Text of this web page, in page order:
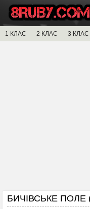
1 КЛАС 2 КЛАС 3 КЛАС
БИЧІВСЬКЕ ПОЛЕ